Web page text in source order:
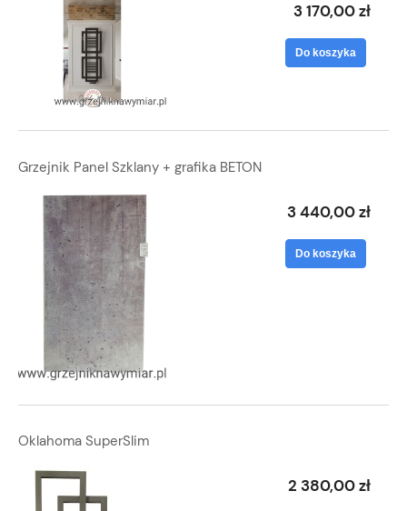
3 170,00 zł
Do koszyka
Grzejnik Panel Szklany + grafika BETON
3 440,00 zł
Do koszyka
Oklahoma SuperSlim
2 380,00 zł